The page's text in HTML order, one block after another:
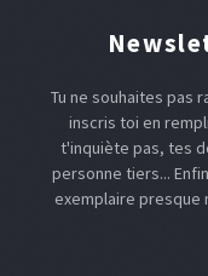
Tu ne souhaites pas
inscris toi en
t'inquiète pas, tes
personne tiers...
exemplaire presque